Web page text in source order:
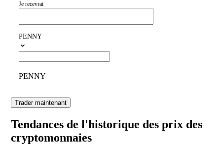
Je recevrai
PENNY
PENNY
Trader maintenant
Tendances de l'historique des prix des
cryptomonnaies